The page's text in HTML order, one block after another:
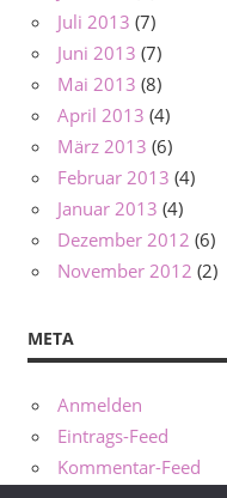
Juli 2013 (7)
Juni 2013 (7)
Mai 2013 (8)
April 2013 (4)
März 2013 (6)
Februar 2013 (4)
Januar 2013 (4)
Dezember 2012 (6)
November 2012 (2)
META
Anmelden
Eintrags-Feed
Kommentar-Feed